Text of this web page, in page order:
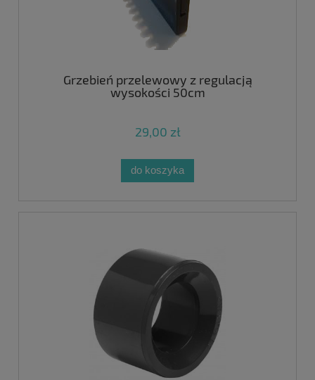
Grzebień przelewowy z regulacją
wysokości 50cm
29,00 zł
do koszyka